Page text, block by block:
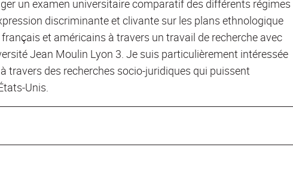
un examen universitaire comparatif des différents régimes
discriminante et clivante sur les plans ethnologique
et américains à travers un travail de recherche avec
Jean Moulin Lyon 3. Je suis particulièrement intéressée
travers des recherches socio-juridiques qui puissent
Unis.